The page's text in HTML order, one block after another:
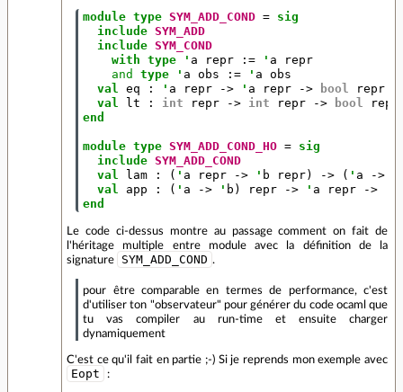
module type SYM_ADD_COND = sig
include SYM_ADD
include SYM_COND
with
type ' a repr := ' a
repr
and
type ' a obs := ' a
obs
val
eq : ' a repr -> ' a repr -> bool
repr
val
lt : int repr -> int repr -> bool
repr
end
module type SYM_ADD_COND_HO = sig
include SYM_ADD_COND
val
lam : ( ' a repr -> ' b repr) -> ( ' a ->
val
app : ( ' a -> ' b ) repr -> ' a repr ->
end
Le code ci-dessus montre au passage comment on fait de
l'héritage multiple entre module avec la définition de la
signature
SYM_ADD_COND .
pour être comparable en termes de performance, c'est
d'utiliser ton "observateur" pour générer du code ocaml que
tu vas compiler au run-time et ensuite charger
dynamiquement
C'est ce qu'il fait en partie ;-) Si je reprends mon exemple avec
Eopt :